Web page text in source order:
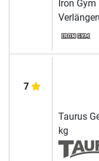
Iron Gym
7
Taurus
kg